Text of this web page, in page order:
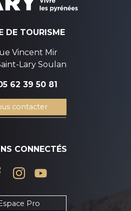
DE TOURISME
Vincent Mir
Lary Soulan
62 39 50 81
contacter
CONNECTÉS
Espace Pro